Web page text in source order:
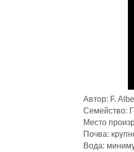
Автор: F.
Семейство:
Место
Почва:
Вода: